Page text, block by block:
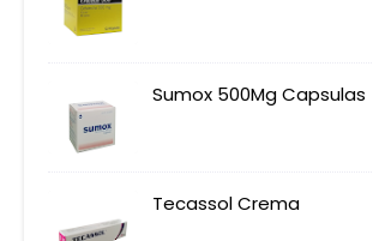
Sumox 500Mg Capsulas
Tecassol Crema